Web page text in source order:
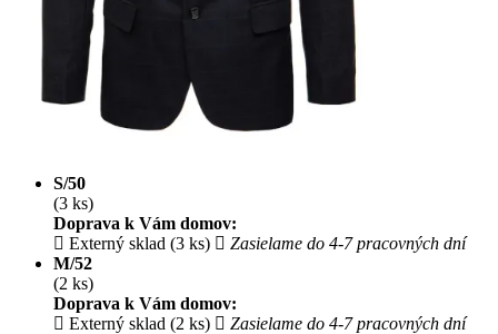
S/50
(3 ks)
Doprava k Vám domov:
Externý sklad (3 ks)
Zasielame do 4-7 pracovných dní
M/52
(2 ks)
Doprava k Vám domov:
Externý sklad (2 ks)
Zasielame do 4-7 pracovných dní